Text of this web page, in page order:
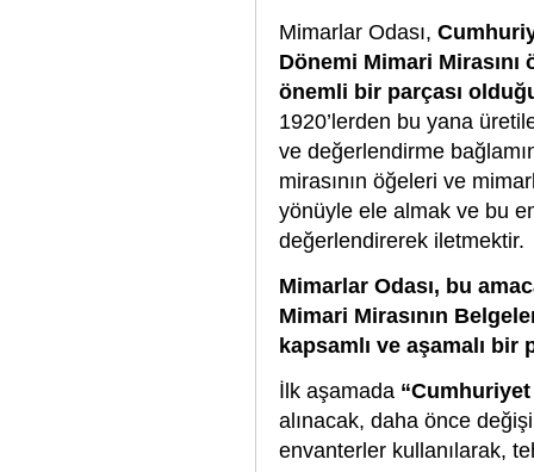
Mimarlar Odası,
Dönemi Mimari
önemli bir parçası
1920’lerden bu yana
ve değerlendirme
mirasının öğeleri ve
yönüyle ele almak ve bu
değerlendirerek iletmektir.
Mimarlar Odası, bu
Mimari Mirasının
kapsamlı ve aşamalı bir
İlk aşamada
alınacak, daha önce
envanterler kullanılarak,